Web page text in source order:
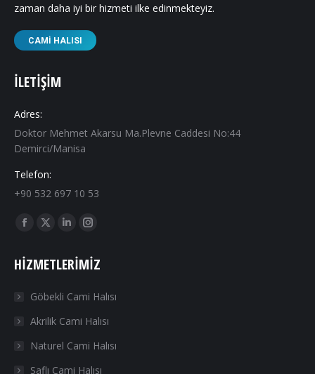
zaman daha iyi bir hizmeti ilke edinmekteyiz.
CAMI HALISI
İLETIŞIM
Adres:
Doktor Mehmet Akarsu Ma.Plevne Caddesi No:44
Demirci/Manisa
Telefon:
+90 532 697 10 53
Find us on:
Facebook
opens
new
window
X
opens
new
window
Linkedin
opens
new
window
Instagram
opens
new
window
HIZMETLERIMIZ
Göbekli Cami Halısı
Akrilik Cami Halısı
Naturel Cami Halısı
Saflı Cami Halısı